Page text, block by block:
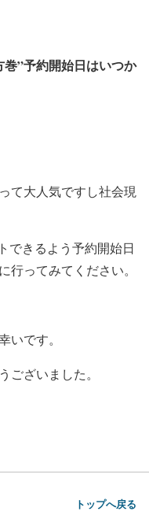
巻”予約開始日はいつか
て大人気ですし社会現
できるよう予約開始日
行ってみてください。
いです。
ございました。
トップへ戻る